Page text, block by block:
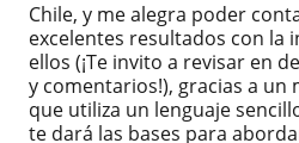
Chile, y me alegra poder
excelentes resultados con la
ellos (¡Te invito a revisar en
y comentarios!), gracias a un
que utiliza un lenguaje
te dará las bases para